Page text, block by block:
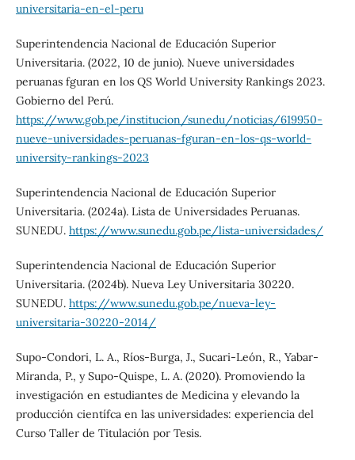
universitaria-en-el-peru
Superintendencia Nacional de Educación Superior
Universitaria. (2022, 10 de junio). Nueve universidades
peruanas fguran en los QS World University Rankings 2023.
Gobierno del Perú.
https://www.gob.pe/institucion/sunedu/noticias/619950-
nueve-universidades-peruanas-fguran-en-los-qs-world-
university-rankings-2023
Superintendencia Nacional de Educación Superior
Universitaria. (2024a). Lista de Universidades Peruanas.
SUNEDU. https://www.sunedu.gob.pe/lista-universidades/
Superintendencia Nacional de Educación Superior
Universitaria. (2024b). Nueva Ley Universitaria 30220.
SUNEDU. https://www.sunedu.gob.pe/nueva-ley-
universitaria-30220-2014/
Supo-Condori, L. A., Ríos-Burga, J., Sucari-León, R., Yabar-
Miranda, P., y Supo-Quispe, L. A. (2020). Promoviendo la
investigación en estudiantes de Medicina y elevando la
producción científca en las universidades: experiencia del
Curso Taller de Titulación por Tesis.